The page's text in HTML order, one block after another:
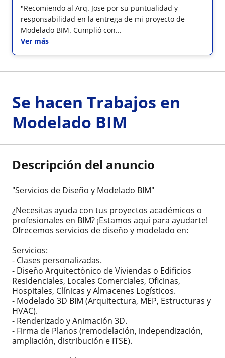
"Recomiendo al Arq. Jose por su puntualidad y
responsabilidad en la entrega de mi proyecto de
Modelado BIM. Cumplió con...
Ver más
Se hacen Trabajos en
Modelado BIM
Descripción del anuncio
"Servicios de Diseño y Modelado BIM"
¿Necesitas ayuda con tus proyectos académicos o
profesionales en BIM? ¡Estamos aquí para ayudarte!
Ofrecemos servicios de diseño y modelado en:
Servicios:
- Clases personalizadas.
- Diseño Arquitectónico de Viviendas o Edificios
Residenciales, Locales Comerciales, Oficinas,
Hospitales, Clínicas y Almacenes Logísticos.
- Modelado 3D BIM (Arquitectura, MEP, Estructuras y
HVAC).
- Renderizado y Animación 3D.
- Firma de Planos (remodelación, independización,
ampliación, distribución e ITSE).